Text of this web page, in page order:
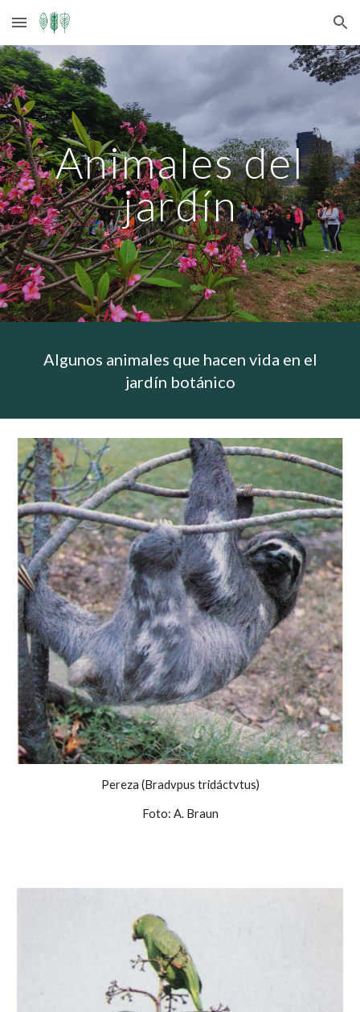
Skip to main content Skip to navigation
Animales del
jardín
Algunos animales que hacen vida en el
jardín botánico
Pereza (Bradvpus tridáctvtus)
Foto: A. Braun